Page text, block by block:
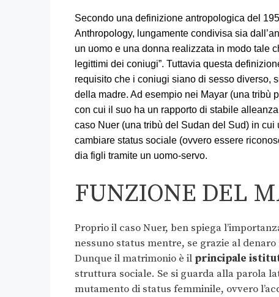
Secondo una definizione antropologica del
Anthropology, lungamente condivisa sia
un uomo e una donna realizzata in modo tale
legittimi dei coniugi”. Tuttavia questa
requisito che i coniugi siano di sesso diverso,
della madre. Ad esempio nei Mayar (una tribù
con cui il suo ha un rapporto di stabile
caso Nuer (una tribù del Sudan del Sud) in
cambiare status sociale (ovvero essere
dia figli tramite un uomo-servo.
FUNZIONE DEL
Proprio il caso Nuer, ben spiega
nessuno status mentre, se grazie al
Dunque il matrimonio è il principale
struttura sociale. Se si guarda alla parola
mutamento di status femminile, ovvero